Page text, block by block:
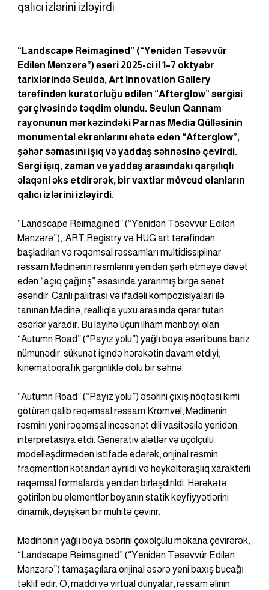
qalıcı izlərini izləyirdi
“Landscape Reimagined” (“Yenidən Təsəvvür
Edilən Mənzərə”) əsəri 2025-ci il 1–7 oktyabr
tarixlərində Seulda, Art Innovation Gallery
tərəfindən kuratorluğu edilən “Afterglow” sərgisi
çərçivəsində təqdim olundu. Seulun Qannam
rayonunun mərkəzindəki Parnas Media Qülləsinin
monumental ekranlarını əhatə edən “Afterglow”,
şəhər səmasını işıq və yaddaş səhnəsinə çevirdi.
Sərgi işıq, zaman və yaddaş arasındakı qarşılıqlı
əlaqəni əks etdirərək, bir vaxtlar mövcud olanların
qalıcı izlərini izləyirdi.
“Landscape Reimagined” (“Yenidən Təsəvvür Edilən
Mənzərə”), .ART Registry və HUG.art tərəfindən
başladılan və rəqəmsal rəssamları multidissiplinar
rəssam Mədinənin rəsmlərini yenidən şərh etməyə dəvət
edən “açıq çağırış” əsasında yaranmış birgə sənət
əsəridir. Canlı palitrası və ifadəli kompozisiyaları ilə
tanınan Mədinə, reallıqla yuxu arasında qərar tutan
əsərlər yaradır. Bu layihə üçün ilham mənbəyi olan
“Autumn Road” (“Payız yolu”) yağlı boya əsəri buna bariz
nümunədir: sükunət içində hərəkətin davam etdiyi,
kinematoqrafik gərginliklə dolu bir səhnə.
“Autumn Road” (“Payız yolu”) əsərini çıxış nöqtəsi kimi
götürən qalib rəqəmsal rəssam Kromvel, Mədinənin
rəsmini yeni rəqəmsal incəsənət dili vasitəsilə yenidən
interpretasiya etdi. Generativ alətlər və üçölçülü
modelləşdirmədən istifadə edərək, orijinal rəsmin
fraqmentləri kətandan ayrıldı və heykəltəraşlıq xarakterli
rəqəmsal formalarda yenidən birləşdirildi. Hərəkətə
gətirilən bu elementlər boyanın statik keyfiyyətlərini
dinamik, dəyişkən bir mühitə çevirir.
Mədinənin yağlı boya əsərini çoxölçülü məkana çevirərək,
“Landscape Reimagined” (“Yenidən Təsəvvür Edilən
Mənzərə”) tamaşaçılara orijinal əsərə yeni baxış bucağı
təklif edir. O, maddi və virtual dünyalar, rəssam əlinin